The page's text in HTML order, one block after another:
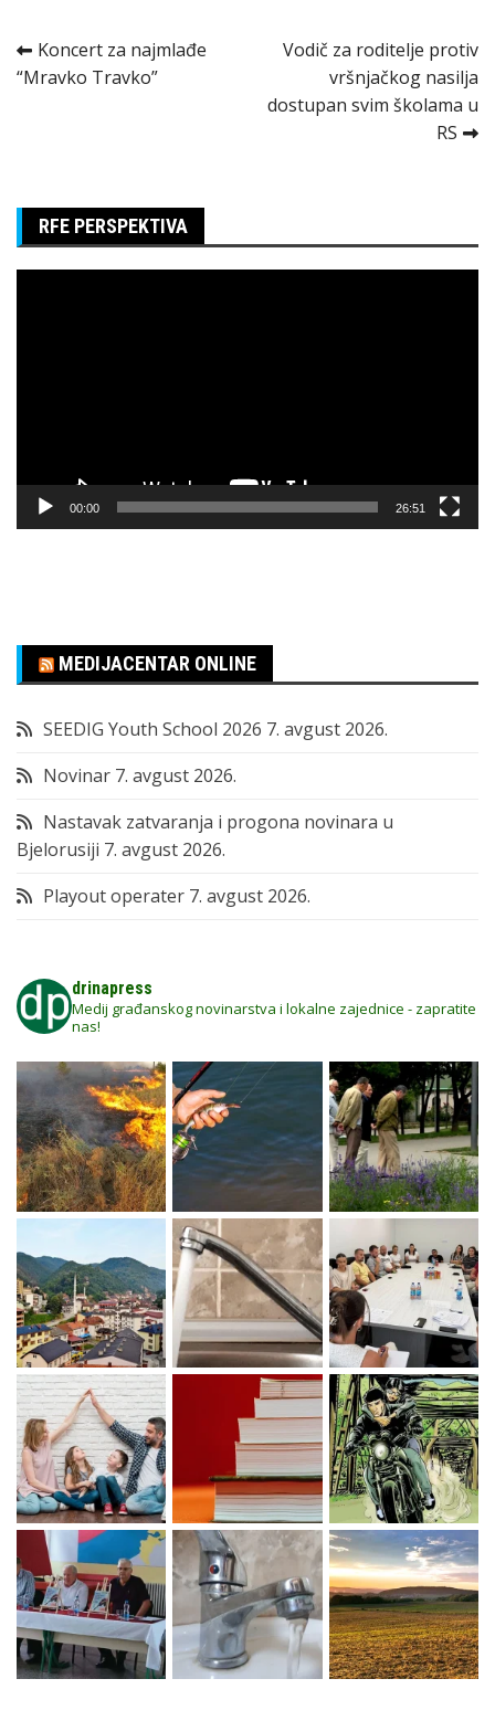
Kretanje
članka
Koncert za najmlađe
“Mravko Travko”
Vodič za roditelje protiv
vršnjačkog nasilja
dostupan svim školama u
RS
RFE PERSPEKTIVA
00:00 26:51
MEDIJACENTAR ONLINE
SEEDIG Youth School 2026 7. avgust 2026.
Novinar 7. avgust 2026.
Nastavak zatvaranja i progona novinara u
Bjelorusiji 7. avgust 2026.
Playout operater 7. avgust 2026.
drinapress
Medij građanskog novinarstva i lokalne zajednice - zapratite
nas!